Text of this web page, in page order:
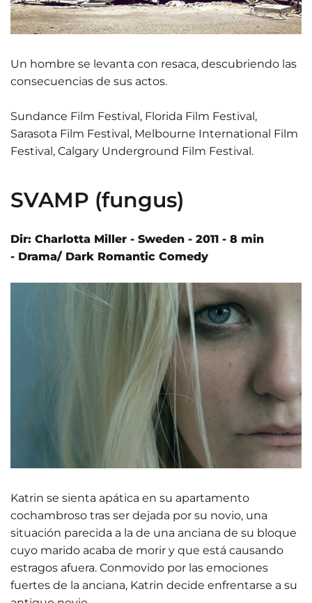
Un hombre se levanta con resaca, descubriendo las
consecuencias de sus actos.
Sundance Film Festival, Florida Film Festival,
Sarasota Film Festival, Melbourne International Film
Festival, Calgary Underground Film Festival.
SVAMP (fungus)
Dir: Charlotta Miller - Sweden - 2011 - 8 min
- Drama/ Dark Romantic Comedy
Katrin se sienta apática en su apartamento
cochambroso tras ser dejada por su novio, una
situación parecida a la de una anciana de su bloque
cuyo marido acaba de morir y que está causando
estragos afuera. Conmovido por las emociones
fuertes de la anciana, Katrin decide enfrentarse a su